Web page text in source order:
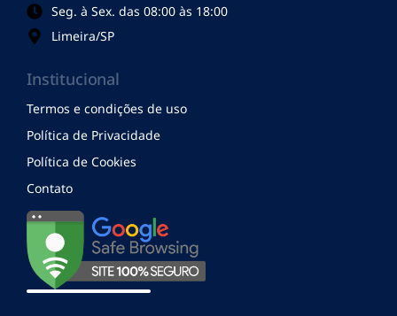
Seg. à Sex. das 08:00 às 18:00
Limeira/SP
Institucional
Termos e condições de uso
Política de Privacidade
Política de Cookies
Contato